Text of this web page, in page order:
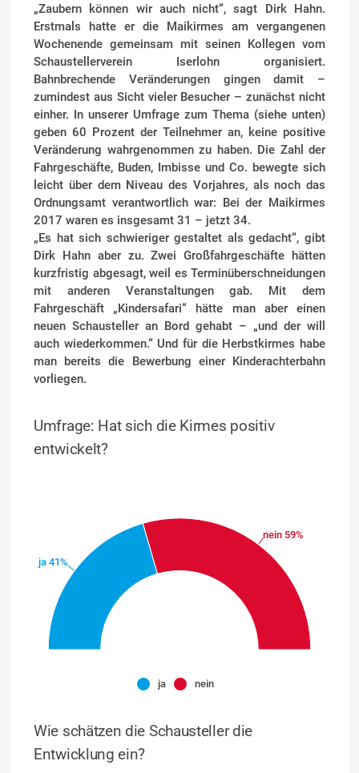
„Zaubern können wir auch nicht“, sagt Dirk Hahn.
Erstmals hatte er die Maikirmes am vergangenen
Wochenende gemeinsam mit seinen Kollegen vom
Schaustellerverein Iserlohn organisiert.
Bahnbrechende Veränderungen gingen damit –
zumindest aus Sicht vieler Besucher – zunächst nicht
einher. In unserer Umfrage zum Thema (siehe unten)
geben 60 Prozent der Teilnehmer an, keine positive
Veränderung wahrgenommen zu haben. Die Zahl der
Fahrgeschäfte, Buden, Imbisse und Co. bewegte sich
leicht über dem Niveau des Vorjahres, als noch das
Ordnungsamt verantwortlich war: Bei der Maikirmes
2017 waren es insgesamt 31 – jetzt 34.
„Es hat sich schwieriger gestaltet als gedacht“, gibt
Dirk Hahn aber zu. Zwei Großfahrgeschäfte hätten
kurzfristig abgesagt, weil es Terminüberschneidungen
mit anderen Veranstaltungen gab. Mit dem
Fahrgeschäft „Kindersafari“ hätte man aber einen
neuen Schausteller an Bord gehabt – „und der will
auch wiederkommen.“ Und für die Herbstkirmes habe
man bereits die Bewerbung einer Kinderachterbahn
vorliegen.
Umfrage: Hat sich die Kirmes positiv
entwickelt?
ja 41%
nein 59%
ja nein
Wie schätzen die Schausteller die
Entwicklung ein?